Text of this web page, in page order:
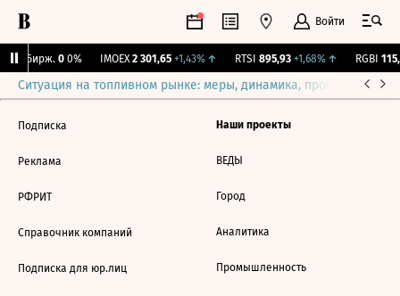
Войти
Бирж. 0 0% IMOEX 2 301,65 +1,43%↑ RTSI 895,93 +1,68%↑ RGBI
Ситуация на топливном рынке: меры, динамика, прогнозы
Подписка
Реклама
РФРИТ
Справочник компаний
Подписка для юр.лиц
Наши проекты
ВЕДЫ
Город
Аналитика
Промышленность